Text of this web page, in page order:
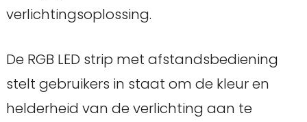
verlichtingsoplossing.
De RGB LED strip met afstandsbediening
stelt gebruikers in staat om de kleur en
helderheid van de verlichting aan te